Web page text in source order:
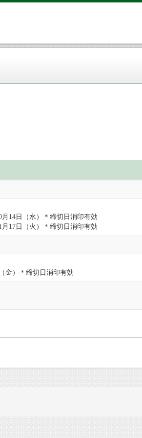
14日（水）＊締切日消印有効
17日（火）＊締切日消印有効
金）＊締切日消印有効